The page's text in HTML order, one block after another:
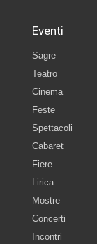
Eventi
Sagre
Teatro
Cinema
Feste
Spettacoli
Cabaret
Fiere
Lirica
Mostre
Concerti
Incontri